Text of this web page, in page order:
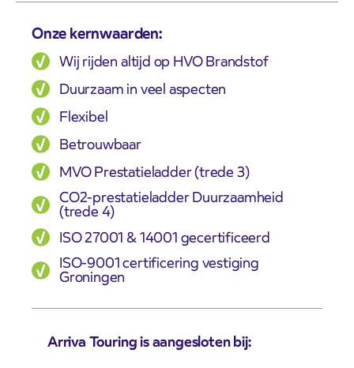
Onze kernwaarden:
Wij rijden altijd op HVO Brandstof
Duurzaam in veel aspecten
Flexibel
Betrouwbaar
MVO Prestatieladder (trede 3)
CO2-prestatieladder Duurzaamheid
(trede 4)
ISO 27001 & 14001 gecertificeerd
ISO-9001 certificering vestiging
Groningen
Arriva Touring is aangesloten bij: